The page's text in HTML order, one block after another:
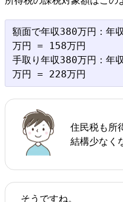
額面で年収380万円：
万円 = 158万円
手取り年収380万円：
住民税も所
結構少なく
そうですね。